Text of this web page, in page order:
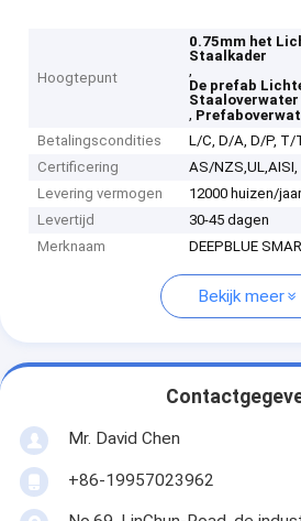
Hoogtepunt
0.75mm het
Staalkader
,
De prefab
Staaloverwater
,
Betalingscondities
L/C, D/A, D/P, T/
Certificering
AS/NZS,UL,AISI,
Levering vermogen
12000 huizen/
Levertijd
30-45 dagen
Merknaam
DEEPBLUE
Bekijk meer
Mr. David Chen
+86-19957023962